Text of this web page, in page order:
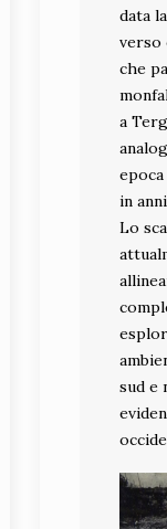
data
verso
che
a
in
Lo
sud e